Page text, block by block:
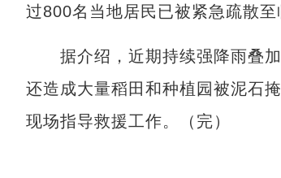
过800名当地居民已被紧急疏散至
据介绍，近期持续强降雨叠加
还造成大量稻田和种植园被泥石
现场指导救援工作。（完）